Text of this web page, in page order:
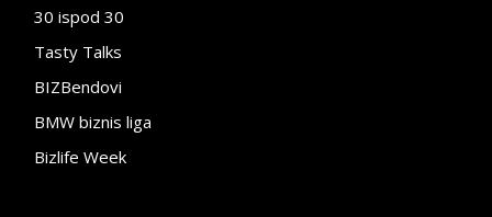
30 ispod 30
Tasty Talks
BIZBendovi
BMW biznis liga
Bizlife Week